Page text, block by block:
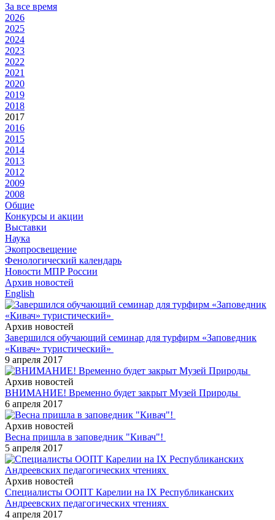
За все время
2026
2025
2024
2023
2022
2021
2020
2019
2018
2017
2016
2015
2014
2013
2012
2009
2008
Общие
Конкурсы и акции
Выставки
Наука
Экопросвещение
Фенологический календарь
Новости МПР России
Архив новостей
English
Архив новостей
Завершился обучающий семинар для турфирм «Заповедник
«Кивач» туристический»
9 апреля 2017
Архив новостей
ВНИМАНИЕ! Временно будет закрыт Музей Природы
6 апреля 2017
Архив новостей
Весна пришла в заповедник "Кивач"!
5 апреля 2017
Архив новостей
Специалисты ООПТ Карелии на IХ Республиканских
Андреевских педагогических чтениях
4 апреля 2017